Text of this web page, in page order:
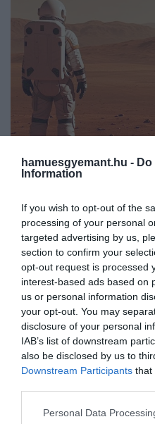
hamuesgyemant.hu -
Information
If you wish to opt-out of the
processing of your personal
targeted advertising by us,
section to confirm your
opt-out request is processed
interest-based ads based on
us or personal information
your opt-out. You may
disclosure of your personal
IAB’s list of downstream
also be disclosed by us to
Downstream Participants that
Please note that this
Personal Data
A Mars
tűnik, ám a vörös
körülmények
tartogatnak az
friss kutatás most
hat a Mars alacsony
izmokra. Az
támpontot
Ilyen hatással
marsi
HAMU ÉS GYÉMÁNT